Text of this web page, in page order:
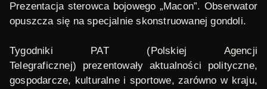
Prezentacja sterowca bojowego „Macon”. Obserwator
opuszcza się na specjalnie skonstruowanej gondoli.
Tygodniki PAT (Polskiej Agencji
Telegraficznej) prezentowały aktualności polityczne,
gospodarcze, kulturalne i sportowe, zarówno w kraju,